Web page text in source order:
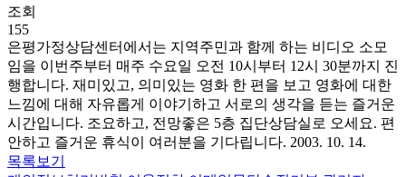
조회
155
은평가정상담센터에서는 지역주민과 함께 하는 비디오 소모
임을 이번주부터 매주 수요일 오전 10시부터 12시 30분까지 진
행합니다. 재미있고, 의미있는 영화 한 편을 보고 영화에 대한
느낌에 대해 자유롭게 이야기하고 서로의 생각을 듣는 즐거운
시간입니다. 조요하고, 전망좋은 5층 집단상담실로 오세요. 편
안하고 즐거운 휴식이 여러분을 기다립니다. 2003. 10. 14.
목록보기